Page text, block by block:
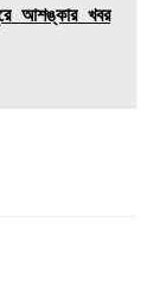
আশঙ্কার খবর